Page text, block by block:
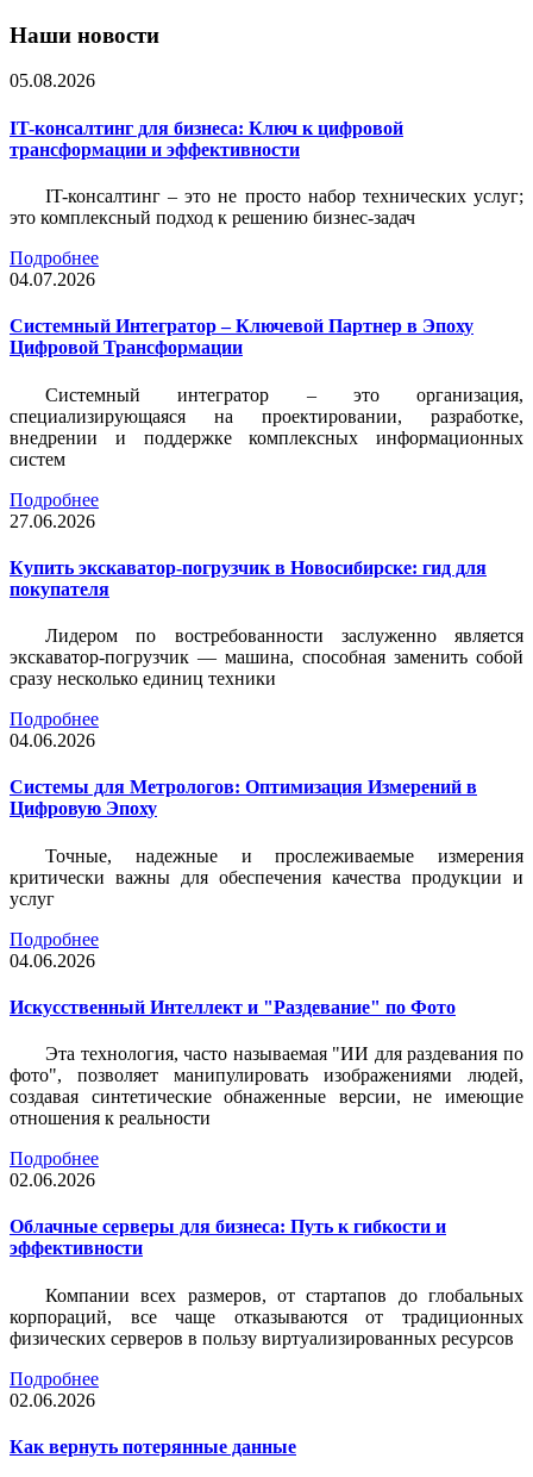
Наши новости
05.08.2026
IT-консалтинг для бизнеса: Ключ к цифровой
трансформации и эффективности
IT-консалтинг – это не просто набор технических услуг;
это комплексный подход к решению бизнес-задач
Подробнее
04.07.2026
Системный Интегратор – Ключевой Партнер в Эпоху
Цифровой Трансформации
Системный интегратор – это организация,
специализирующаяся на проектировании, разработке,
внедрении и поддержке комплексных информационных
систем
Подробнее
27.06.2026
Купить экскаватор-погрузчик в Новосибирске: гид для
покупателя
Лидером по востребованности заслуженно является
экскаватор-погрузчик — машина, способная заменить собой
сразу несколько единиц техники
Подробнее
04.06.2026
Системы для Метрологов: Оптимизация Измерений в
Цифровую Эпоху
Точные, надежные и прослеживаемые измерения
критически важны для обеспечения качества продукции и
услуг
Подробнее
04.06.2026
Искусственный Интеллект и "Раздевание" по Фото
Эта технология, часто называемая "ИИ для раздевания по
фото", позволяет манипулировать изображениями людей,
создавая синтетические обнаженные версии, не имеющие
отношения к реальности
Подробнее
02.06.2026
Облачные серверы для бизнеса: Путь к гибкости и
эффективности
Компании всех размеров, от стартапов до глобальных
корпораций, все чаще отказываются от традиционных
физических серверов в пользу виртуализированных ресурсов
Подробнее
02.06.2026
Как вернуть потерянные данные